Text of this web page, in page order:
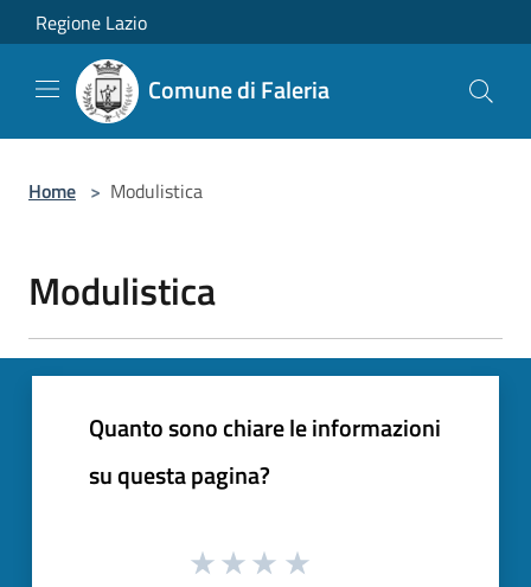
Salta al contenuto principale
Regione Lazio
Comune di Faleria
Home > Modulistica
Modulistica
Quanto sono chiare le informazioni
su questa pagina?